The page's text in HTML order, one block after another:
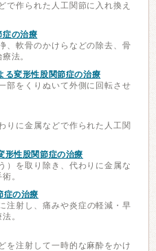
で作られた人工関節に入れ換え
症の治療
、軟骨のかけらなどの除去、骨
法。
る変形性股関節症の治療
部をくりぬいて外側に回転させ
りに金属などで作られた人工関
形性股関節症の治療
）を取り除き、代わりに金属な
。
症の治療
注射し、痛みや炎症の軽減・早
。
を注射して一時的な麻酔をかけ